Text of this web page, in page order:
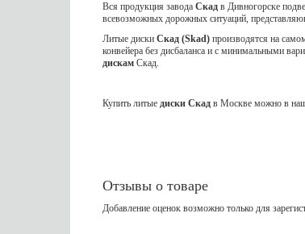
Вся продукция завода Скад в Дивногорске
всевозможных дорожных ситуаций,
Литые диски Скад (Skad) производятся на
конвейера без дисбаланса и с минимальными
дискам Скад.
Купить литые диски Скад в Москве можно в
Отзывы о товаре
Добавление оценок возможно только для